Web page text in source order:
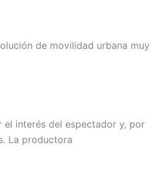
de movilidad urbana muy
el interés del espectador y, por
La productora